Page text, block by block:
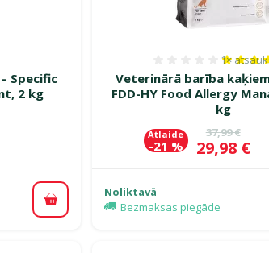
Specific
2 kg
Pievienot grozam
Veterinārā barība
FDD-HY Food Allergy
kg
1×
Oriģinālā
37,99 €
Cena
29,98 €
Atlaide
-21 %
Noliktavā
Bezmaksas piegāde